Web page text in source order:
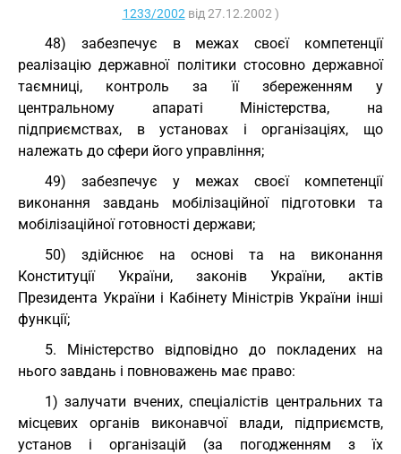
1233/2002 від 27.12.2002 )
48) забезпечує в межах своєї компетенції
реалізацію державної політики стосовно державної
таємниці, контроль за її збереженням у
центральному апараті Міністерства, на
підприємствах, в установах і організаціях, що
належать до сфери його управління;
49) забезпечує у межах своєї компетенції
виконання завдань мобілізаційної підготовки та
мобілізаційної готовності держави;
50) здійснює на основі та на виконання
Конституції України, законів України, актів
Президента України і Кабінету Міністрів України інші
функції;
5. Міністерство відповідно до покладених на
нього завдань і повноважень має право:
1) залучати вчених, спеціалістів центральних та
місцевих органів виконавчої влади, підприємств,
установ і організацій (за погодженням з їх